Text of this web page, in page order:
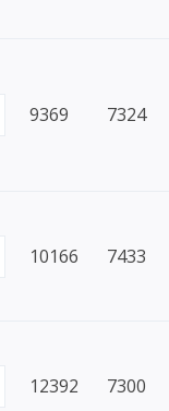
9369 7324
10166 7433
12392 7300